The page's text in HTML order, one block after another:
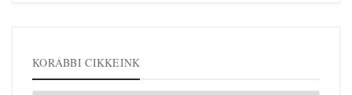
KORÁBBI CIKKEINK